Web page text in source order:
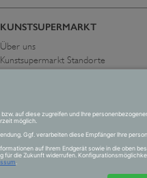
KUNSTSUPERMARKT
Über uns
Kunstsupermarkt Standorte